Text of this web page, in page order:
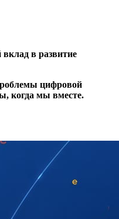
в развитие
цифровой
когда мы вместе.